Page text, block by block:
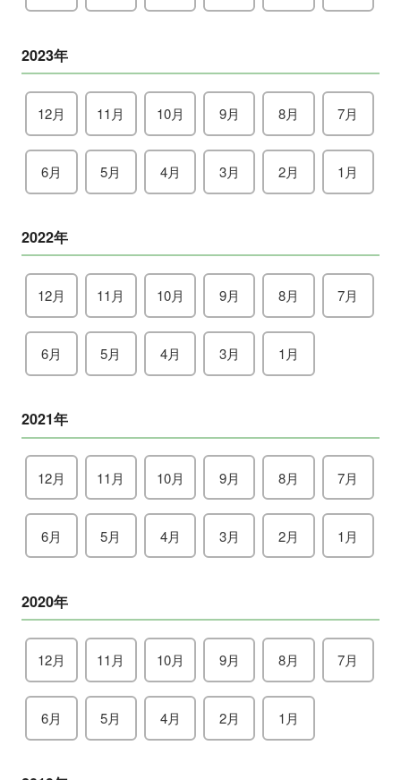
2023年
12月 11月 10月 9月 8月 7月
6月 5月 4月 3月 2月 1月
2022年
12月 11月 10月 9月 8月 7月
6月 5月 4月 3月 1月
2021年
12月 11月 10月 9月 8月 7月
6月 5月 4月 3月 2月 1月
2020年
12月 11月 10月 9月 8月 7月
6月 5月 4月 2月 1月